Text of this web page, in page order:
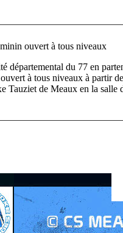
ouvert à tous niveaux
départemental du 77 en
à tous niveaux à partir
Tauziet de Meaux en la salle